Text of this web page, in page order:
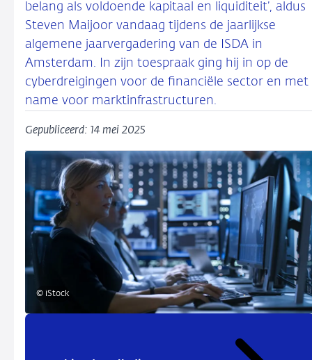
belang als voldoende kapitaal en liquiditeit’, aldus
Steven Maijoor vandaag tijdens de jaarlijkse
algemene jaarvergadering van de ISDA in
Amsterdam. In zijn toespraak ging hij in op de
cyberdreigingen voor de financiële sector en met
name voor marktinfrastructuren.
Gepubliceerd: 14 mei 2025
© iStock